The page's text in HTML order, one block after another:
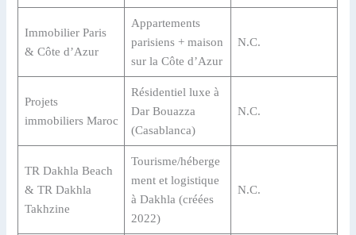
Immobilier Paris
& Côte d’Azur
Appartements
parisiens + maison
sur la Côte d’Azur
N.C.
Projets
immobiliers Maroc
Résidentiel luxe à
Dar Bouazza
(Casablanca)
N.C.
TR Dakhla Beach
& TR Dakhla
Takhzine
Tourisme/héberge
ment et logistique
à Dakhla (créées
2022)
N.C.